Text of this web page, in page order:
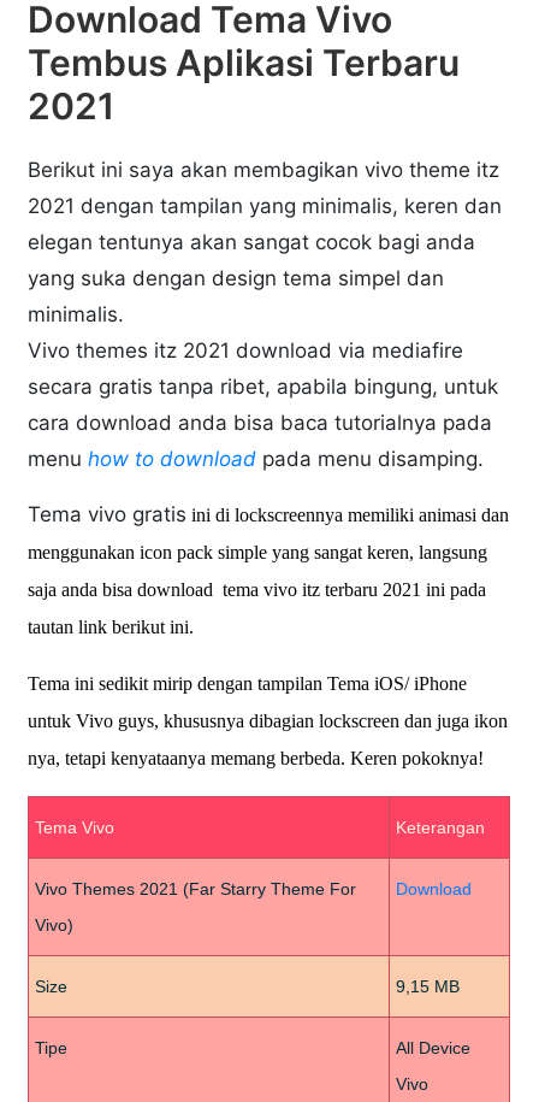
Download Tema Vivo
Tembus Aplikasi Terbaru
2021
Berikut ini saya akan membagikan vivo theme itz
2021 dengan tampilan yang minimalis, keren dan
elegan tentunya akan sangat cocok bagi anda
yang suka dengan design tema simpel dan
minimalis.
Vivo themes itz 2021 download via mediafire
secara gratis tanpa ribet, apabila bingung, untuk
cara download anda bisa baca tutorialnya pada
menuhow to download pada menu disamping.
Tema vivo gratis ini di lockscreennya memiliki animasi dan
menggunakan icon pack simple yang sangat keren, langsung
saja anda bisa downloadtema vivo itz terbaru 2021 ini pada
tautan link berikut ini.
Tema ini sedikit mirip dengan tampilan Tema iOS/ iPhone
untuk Vivo guys, khususnya dibagian lockscreen dan juga ikon
nya, tetapi kenyataanya memang berbeda. Keren pokoknya!
Tema Vivo Keterangan
Vivo Themes 2021 (Far Starry Theme For
Vivo)
Download
Size 9,15 MB
Tipe
All Device
Vivo